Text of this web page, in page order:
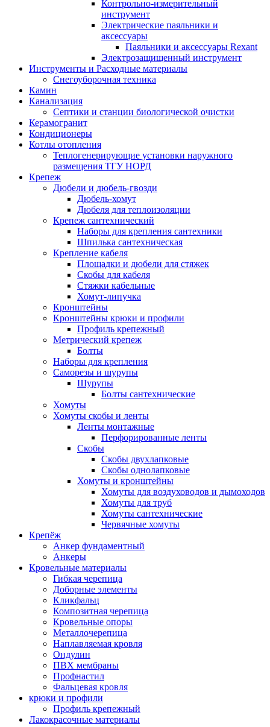
Контрольно-измерительный
инструмент
Электрические паяльники и
аксессуары
Паяльники и аксессуары Rexant
Электрозащищенный инструмент
Инструменты и Расходные материалы
Снегоуборочная техника
Камин
Канализация
Септики и станции биологической очистки
Керамогранит
Кондиционеры
Котлы отопления
Теплогенерирующие установки наружного
размещения ТГУ НОРД
Крепеж
Дюбели и дюбель-гвозди
Дюбель-хомут
Дюбеля для теплоизоляции
Крепеж сантехнический
Наборы для крепления сантехники
Шпилька сантехническая
Крепление кабеля
Площадки и дюбели для стяжек
Скобы для кабеля
Стяжки кабельные
Хомут-липучка
Кронштейны
Кронштейны крюки и профили
Профиль крепежный
Метрический крепеж
Болты
Наборы для крепления
Саморезы и шурупы
Шурупы
Болты сантехнические
Хомуты
Хомуты скобы и ленты
Ленты монтажные
Перфорированные ленты
Скобы
Скобы двухлапковые
Скобы однолапковые
Хомуты и кронштейны
Хомуты для воздуховодов и дымоходов
Хомуты для труб
Хомуты сантехнические
Червячные хомуты
Крепёж
Анкер фундаментный
Анкеры
Кровельные материалы
Гибкая черепица
Доборные элементы
Кликфальц
Композитная черепица
Кровельные опоры
Металлочерепица
Наплавляемая кровля
Ондулин
ПВХ мембраны
Профнастил
Фальцевая кровля
крюки и профили
Профиль крепежный
Лакокрасочные материалы